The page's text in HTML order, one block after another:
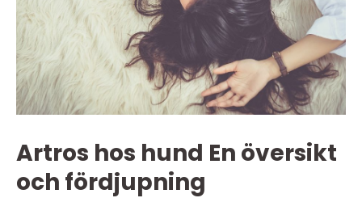
Artros hos hund En översikt
och fördjupning